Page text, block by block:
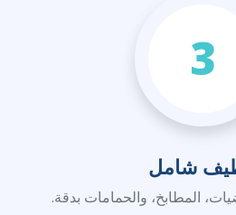
3
شامل
المطابخ، والحمامات بدقة.